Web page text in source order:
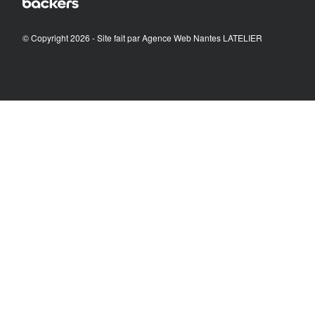
© Copyright 2026 - Site fait parAgence Web Nantes LATELIER